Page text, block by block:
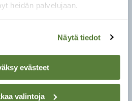
heidän palvelujaan.
Näytä tiedot
evästeet
valintoja
työryhmä (2026):
mietinnöstä -
LUE MYÖS
metsäalue on
pala paratiisia